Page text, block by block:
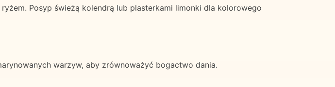
Posyp świeżą kolendrą lub plasterkami limonki dla kolorowego
warzyw, aby zrównoważyć bogactwo dania.